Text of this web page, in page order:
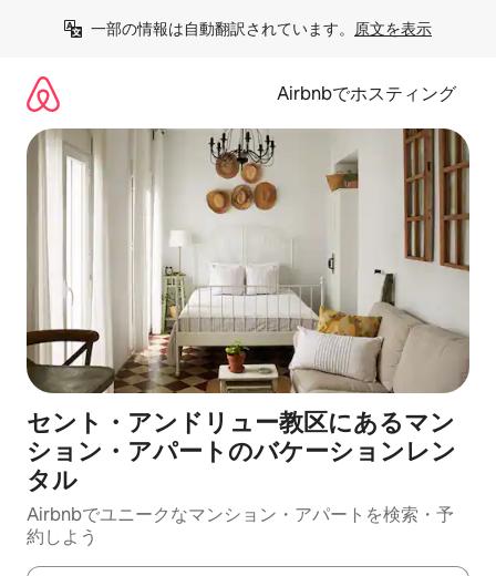
一部の情報は自動翻訳されています。 原文を表示
Airbnbでホスティング
セント・アンドリュー教区にあるマン
ション・アパートのバケーションレン
タル
Airbnbでユニークなマンション・アパートを検索・予
約しよう